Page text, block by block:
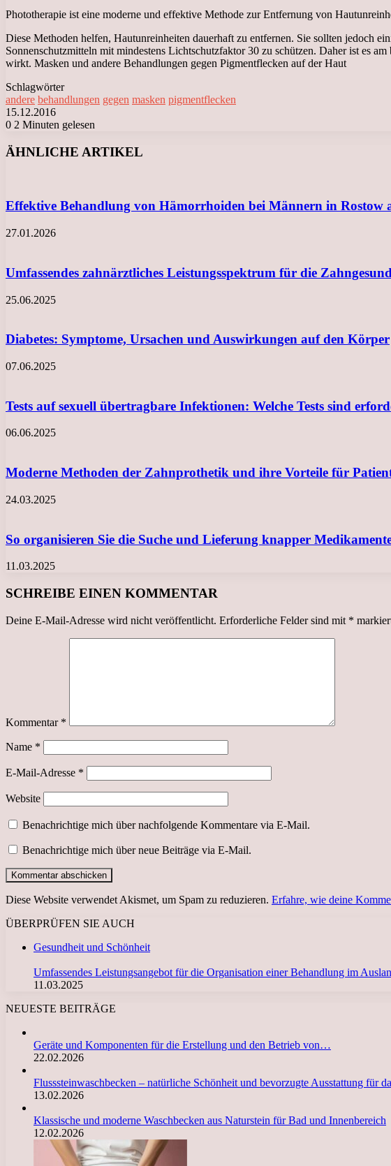
Phototherapie ist eine moderne und effektive Methode zur Entfernung von
Diese Methoden helfen, Hautunreinheiten dauerhaft zu entfernen. Sie sollten jedoch
Sonnenschutzmitteln mit mindestens Lichtschutzfaktor 30 zu schützen. Daher ist es
wirkt. Masken und andere Behandlungen gegen Pigmentflecken auf der Haut
Schlagwörter
andere behandlungen gegen masken pigmentflecken
15.12.2016
0 2 Minuten gelesen
ÄHNLICHE ARTIKEL
Effektive Behandlung von Hämorrhoiden bei Männern in Rostow
27.01.2026
Umfassendes zahnärztliches Leistungsspektrum für die
25.06.2025
Diabetes: Symptome, Ursachen und Auswirkungen auf den Körper
07.06.2025
Tests auf sexuell übertragbare Infektionen: Welche Tests sind
06.06.2025
Moderne Methoden der Zahnprothetik und ihre Vorteile für
24.03.2025
So organisieren Sie die Suche und Lieferung knapper
11.03.2025
SCHREIBE EINEN KOMMENTAR
Deine E-Mail-Adresse wird nicht veröffentlicht. Erforderliche Felder sind mit *
Kommentar *
Name *
E-Mail-Adresse *
Website
Benachrichtige mich über nachfolgende Kommentare via E-Mail.
Benachrichtige mich über neue Beiträge via E-Mail.
Diese Website verwendet Akismet, um Spam zu reduzieren. Erfahre, wie deine
ÜBERPRÜFEN SIE AUCH
Gesundheit und Schönheit
Umfassendes Leistungsangebot für die Organisation einer Behandlung im
11.03.2025
NEUESTE BEITRÄGE
Geräte und Komponenten für die Erstellung und den Betrieb von…
22.02.2026
Flusssteinwaschbecken – natürliche Schönheit und bevorzugte Ausstattung für
13.02.2026
Klassische und moderne Waschbecken aus Naturstein für Bad und Innenbereich
12.02.2026